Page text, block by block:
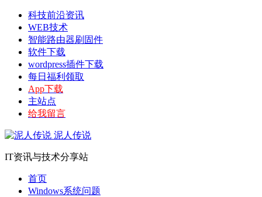
科技前沿资讯
WEB技术
智能路由器刷固件
软件下载
wordpress插件下载
每日福利领取
App下载
主站点
给我留言
泥人传说
IT资讯与技术分享站
首页
Windows系统问题